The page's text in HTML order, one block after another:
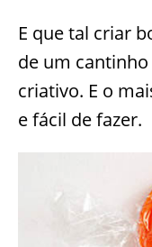
E que tal criar
de um
criativo. E o
e fácil de fazer.